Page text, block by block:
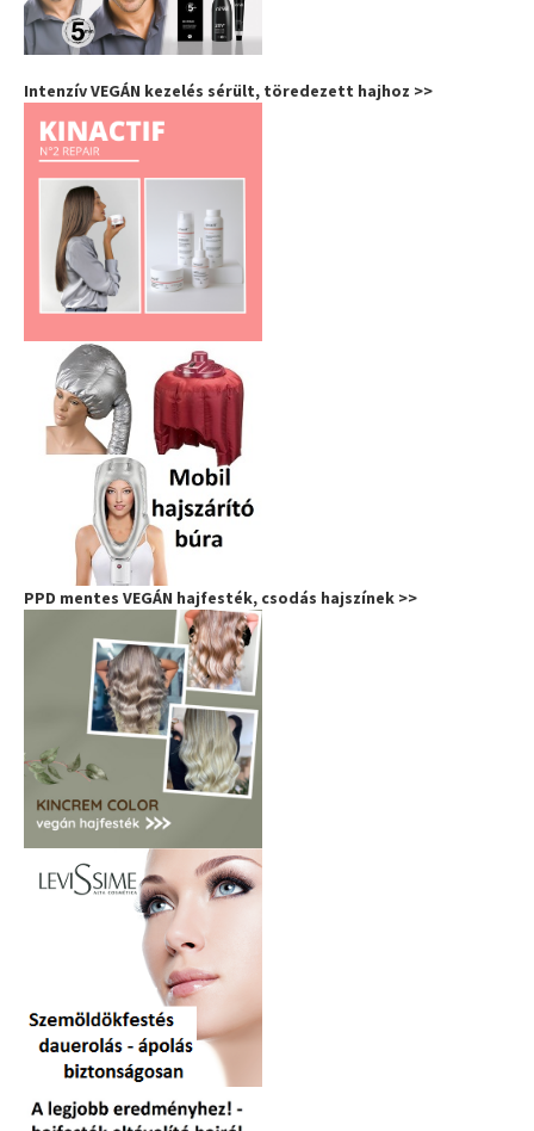
Intenzív VEGÁN kezelés sérült, töredezett hajhoz >>
PPD mentes VEGÁN hajfesték, csodás hajszínek >>